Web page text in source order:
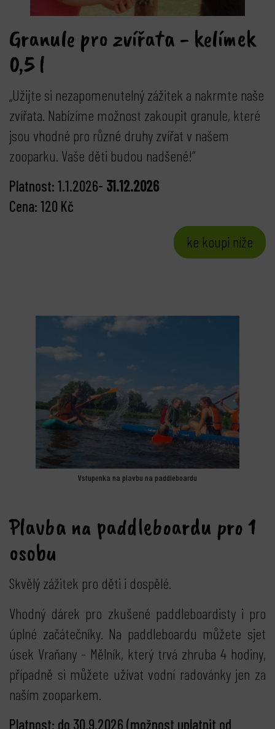
Granule pro zvířata - kelímek
0,5 l
„Užijte si nezapomenutelný zážitek a nakrmte naše
zvířata. Nabízíme možnost zakoupit granule, které
jsou vhodné pro různé druhy zvířat v našem
zooparku. Vaše děti budou nadšené!“
Platnost: 1.1.2026- 31.12.2026
Cena: 120 Kč
ke koupi níže
Vstupenka na plavbu na paddleboardu
Plavba na paddleboardu pro 1
osobu
Skvělý zážitek pro děti i dospělé.
Vhodný dárek pro zkušené paddleboardisty i pro
úplné začátečníky. Na paddleboardu můžete sjet
úsek Vraňany - Mělník, který trvá zhruba 4 hodiny,
případně si můžete užívat vodní radovánky jen za
naším zooparkem.
Platnost: do 30.9.2026 (možnost uplatnit od